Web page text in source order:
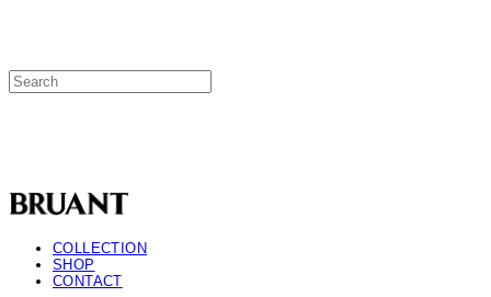
COLLECTION
SHOP
CONTACT